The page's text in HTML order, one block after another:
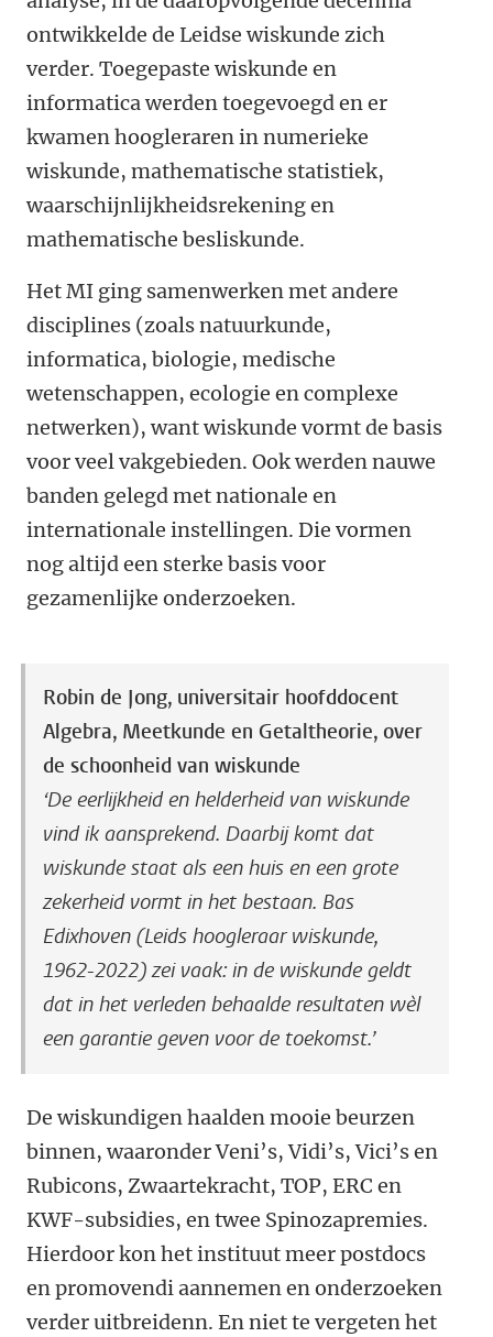
ontwikkelde de Leidse wiskunde zich
verder. Toegepaste wiskunde en
informatica werden toegevoegd en er
kwamen hoogleraren in numerieke
wiskunde, mathematische statistiek,
waarschijnlijkheidsrekening en
mathematische besliskunde.
Het MI ging samenwerken met andere
disciplines (zoals natuurkunde,
informatica, biologie, medische
wetenschappen, ecologie en complexe
netwerken), want wiskunde vormt de basis
voor veel vakgebieden. Ook werden nauwe
banden gelegd met nationale en
internationale instellingen. Die vormen
nog altijd een sterke basis voor
gezamenlijke onderzoeken.
Robin de Jong, universitair hoofddocent
Algebra, Meetkunde en Getaltheorie, over
de schoonheid van wiskunde
‘De eerlijkheid en helderheid van wiskunde
vind ik aansprekend. Daarbij komt dat
wiskunde staat als een huis en een grote
zekerheid vormt in het bestaan. Bas
Edixhoven (Leids hoogleraar wiskunde,
1962-2022) zei vaak: in de wiskunde geldt
dat in het verleden behaalde resultaten wèl
een garantie geven voor de toekomst.’
De wiskundigen haalden mooie beurzen
binnen, waaronder Veni’s, Vidi’s, Vici’s en
Rubicons, Zwaartekracht, TOP, ERC en
KWF-subsidies, en twee Spinozapremies.
Hierdoor kon het instituut meer postdocs
en promovendi aannemen en onderzoeken
verder uitbreidenn. En niet te vergeten het